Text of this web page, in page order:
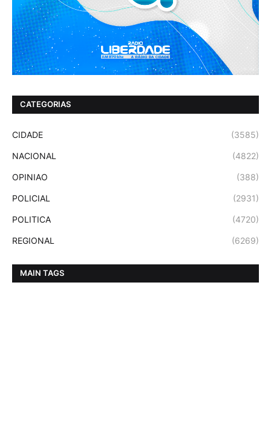
CATEGORIAS
CIDADE (3585)
NACIONAL (4822)
OPINIAO (388)
POLICIAL (2931)
POLITICA (4720)
REGIONAL (6269)
MAIN TAGS